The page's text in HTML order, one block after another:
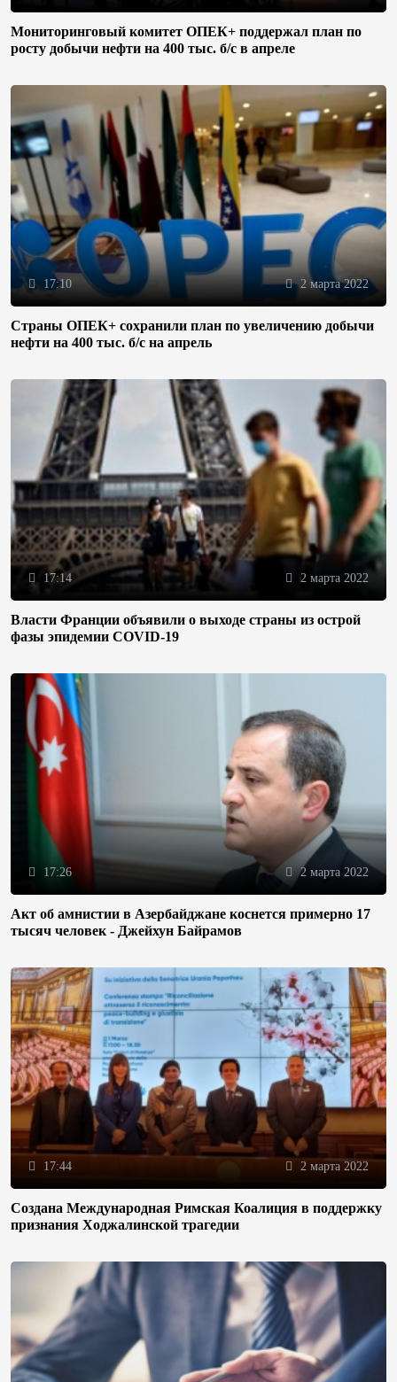
Мониторинговый комитет ОПЕК+ поддержал план по
росту добычи нефти на 400 тыс. б/с в апреле
17:10 2 марта 2022
Страны ОПЕК+ сохранили план по увеличению добычи
нефти на 400 тыс. б/с на апрель
17:14 2 марта 2022
Власти Франции объявили о выходе страны из острой
фазы эпидемии COVID-19
17:26 2 марта 2022
Акт об амнистии в Азербайджане коснется примерно 17
тысяч человек - Джейхун Байрамов
17:44 2 марта 2022
Создана Международная Римская Коалиция в поддержку
признания Ходжалинской трагедии